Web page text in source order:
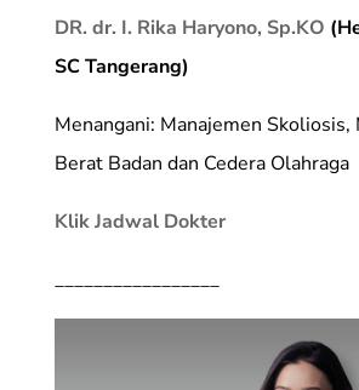
DR. dr. I. Rika Haryono, Sp.KO
SC Tangerang)
Menangani: Manajemen Skoliosis,
Berat Badan dan Cedera Olahraga
Klik Jadwal Dokter
_________________